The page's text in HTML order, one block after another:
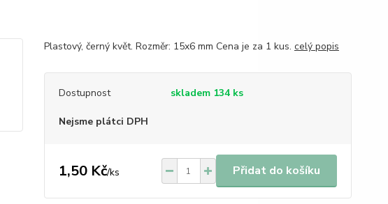
Plastový, černý květ. Rozměr: 15x6 mm Cena je za 1 kus. celý popis
Dostupnost skladem 134 ks
Nejsme plátci DPH
1,50 Kč/ks Přidat do košíku